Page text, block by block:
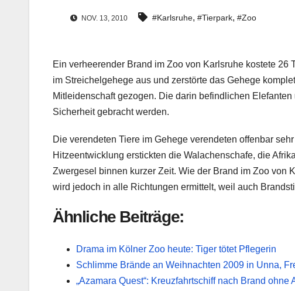
NOV. 13, 2010 #Karlsruhe, #Tierpark, #Zoo
Ein verheerender Brand im Zoo von Karlsruhe kostete
im Streichelgehege aus und zerstörte das Gehege
Mitleidenschaft gezogen. Die darin befindlichen
Sicherheit gebracht werden.
Die verendeten Tiere im Gehege verendeten offenbar
Hitzeentwicklung erstickten die Walachenschafe, die
Zwergesel binnen kurzer Zeit. Wie der Brand im Zoo von
wird jedoch in alle Richtungen ermittelt, weil auch
Ähnliche Beiträge:
Drama im Kölner Zoo heute: Tiger tötet Pflegerin
Schlimme Brände an Weihnachten 2009 in Unna,
„Azamara Quest“: Kreuzfahrtschiff nach Brand ohne